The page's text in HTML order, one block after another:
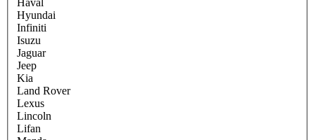
Haval
Hyundai
Infiniti
Isuzu
Jaguar
Jeep
Kia
Land Rover
Lexus
Lincoln
Lifan